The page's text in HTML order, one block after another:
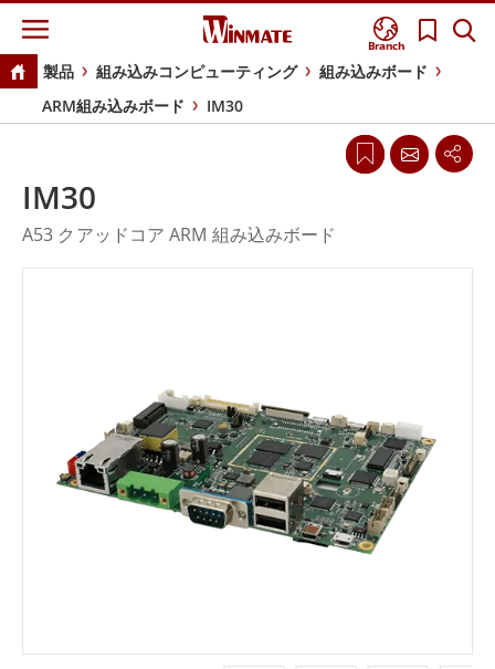
Branch
製品 組み込みコンピューティング
組み込みボード
ARM組み込みボード
IM30
IM30
A53 クアッドコア ARM 組み込みボード